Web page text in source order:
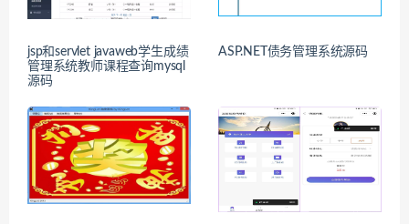
jsp和servlet javaweb学生成绩
管理系统教师课程查询mysql
源码
ASP.NET债务管理系统源码